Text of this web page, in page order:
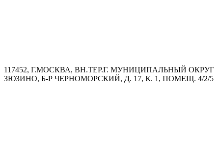
117452, Г.МОСКВА, ВН.ТЕР.Г. МУНИЦИПАЛЬНЫЙ ОКРУГ
ЗЮЗИНО, Б-Р ЧЕРНОМОРСКИЙ, Д. 17, К. 1, ПОМЕЩ. 4/2/5